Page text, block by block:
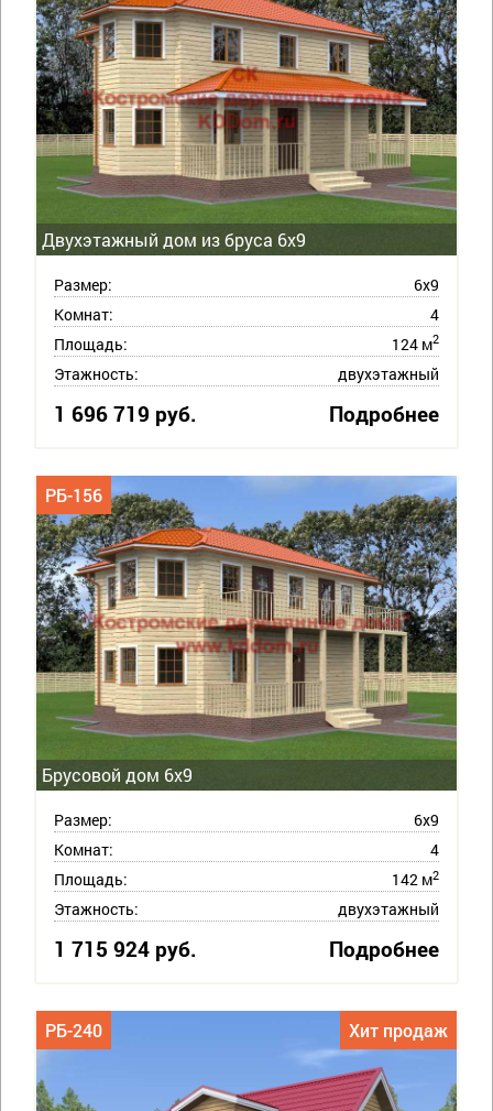
Двухэтажный дом из бруса 6х9
Размер:
6х9
Комнат:
4
Площадь:
124 м2
Этажность: двухэтажный
1 696 719 руб. Подробнее
Брусовой дом 6х9
РБ-156
Размер:
6х9
Комнат:
4
Площадь:
142 м2
Этажность: двухэтажный
1 715 924 руб. Подробнее
РБ-240 Хит продаж